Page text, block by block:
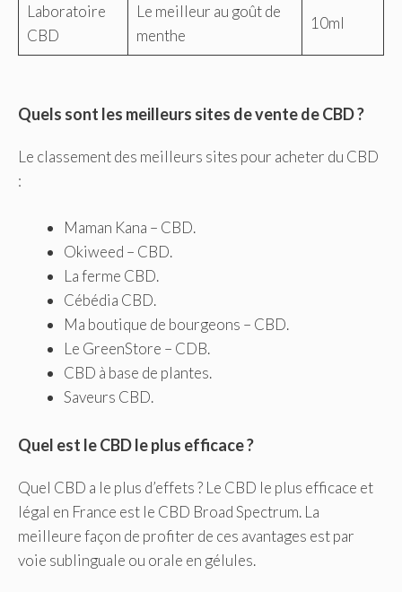
Laboratoire
CBD
Le meilleur au goût de
menthe
10ml
Quels sont les meilleurs sites de vente de CBD ?
Le classement des meilleurs sites pour acheter du CBD
:
Maman Kana – CBD.
Okiweed – CBD.
La ferme CBD.
Cébédia CBD.
Ma boutique de bourgeons – CBD.
Le GreenStore – CDB.
CBD à base de plantes.
Saveurs CBD.
Quel est le CBD le plus efficace ?
Quel CBD a le plus d’effets ? Le CBD le plus efficace et
légal en France est le CBD Broad Spectrum. La
meilleure façon de profiter de ces avantages est par
voie sublinguale ou orale en gélules.